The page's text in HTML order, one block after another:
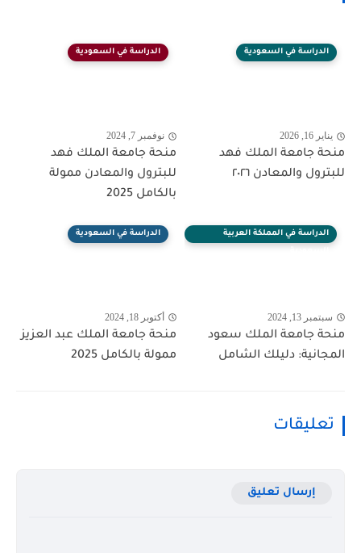
الدراسة في السعودية
يناير 16, 2026
منحة جامعة الملك فهد
للبترول والمعادن ٢٠٢٦
الدراسة في السعودية
نوفمبر 7, 2024
منحة جامعة الملك فهد
للبترول والمعادن ممولة
بالكامل 2025
الدراسة في المملكة العربية
سبتمبر 13, 2024
منحة جامعة الملك سعود
المجانية: دليلك الشامل
الدراسة في السعودية
أكتوبر 18, 2024
منحة جامعة الملك عبد العزيز
ممولة بالكامل 2025
تعليقات
إرسال تعليق